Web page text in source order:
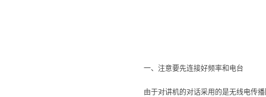
一、注意要先连接好频率和电台
由于对讲机的对话采用的是无线电传